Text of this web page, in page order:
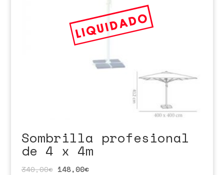
Sombrilla profesional
de 4 x 4m
340,00€ 148,00€